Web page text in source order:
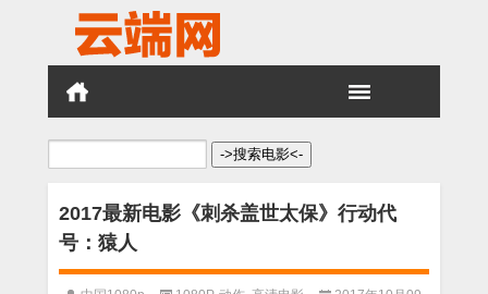
搜
2017最新电影《刺杀盖世太保》行动代
号：猿人